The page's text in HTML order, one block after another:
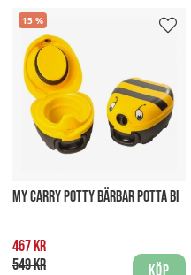
15
MY CARRY POTTY BÄRBAR POTTA BI
467 kr
549 kr
Köp